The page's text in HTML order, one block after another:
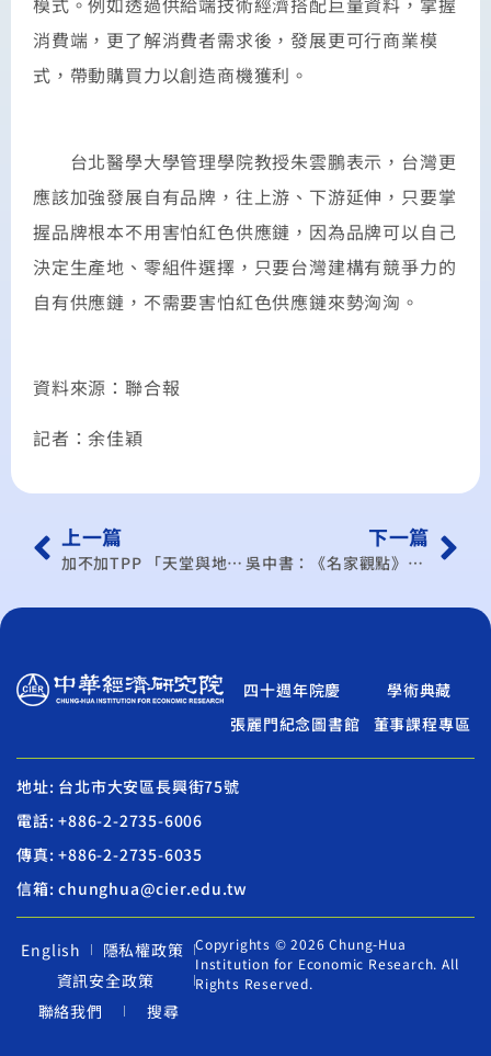
消費端，更了解消費者需求後，發展更可行商業模
式，帶動購買力以創造商機獲利。
台北醫學大學管理學院教授朱雲鵬表示，台灣更
應該加強發展自有品牌，往上游、下游延伸，只要掌
握品牌根本不用害怕紅色供應鏈，因為品牌可以自己
決定生產地、零組件選擇，只要台灣建構有競爭力的
自有供應鏈，不需要害怕紅色供應鏈來勢洶洶。
資料來源：聯合報
記者：余佳穎
上一篇
加不加TPP 「天堂與地獄的差別」
下一篇
吳中書：《名家觀點》產業升級 四大關鍵
四十週年院慶
學術典藏
張麗門紀念圖書館
董事課程專區
地址: 台北市大安區長興街75號
電話: +886-2-2735-6006
傳真: +886-2-2735-6035
信箱: chunghua@cier.edu.tw
English
隱私權政策
資訊安全政策
聯絡我們
搜尋
Copyrights © 2026 Chung-Hua
Institution for Economic Research. All
Rights Reserved.